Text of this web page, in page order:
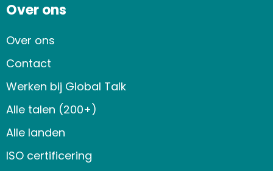
Over ons
Over ons
Contact
Werken bij Global Talk
Alle talen (200+)
Alle landen
ISO certificering